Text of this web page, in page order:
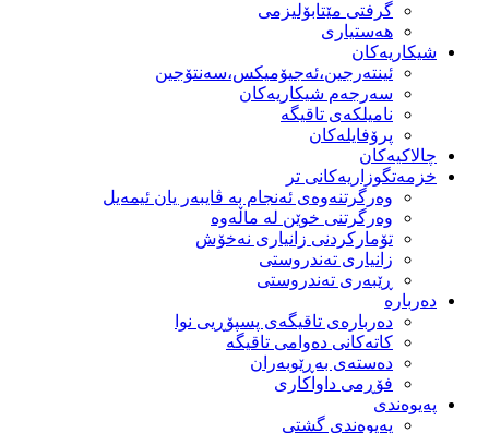
گرفتی مێتابۆلیزمی
هەستیاری
شیكاریەكان
ئینتەرجین،ئەجیۆمیکس،سەنتۆجین
سەرجەم شیكاریەكان
نامیلكەی تاقیگە
پرۆفایلەكان
چالاکیەکان
خزمەتگوزاریەكانی تر
وه‌رگرتنه‌وه‌ی ئه‌نجام به‌ ڤایبه‌ر یان ئیمه‌یل
وەرگرتنی خوێن لە ماڵەوە
تۆماركردنی زانیاری نەخۆش
زانیاری تەندروستی
ڕێبەری تەندروستی
دەربارە
دەربارەی تاقیگەی پسپۆڕیی نوا
كاتەكانی دەوامی تاقیگە
دەستەی بەڕێوبەران
فۆڕمی داواكاری
پەیوەندی
پەیوەندی گشتی